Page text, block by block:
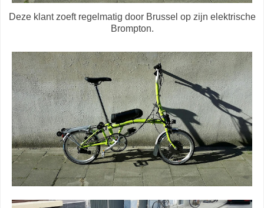
Deze klant zoeft regelmatig door Brussel op zijn elektrische
Brompton.